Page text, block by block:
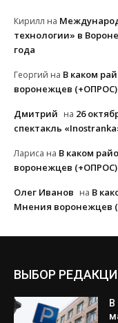
Кирилл на
технологии» в
года
Георгий на В каком
воронежцев (+ОПРОС)
Дмитрий на 26
спектакль
Лариса на В каком
воронежцев (+ОПРОС)
Олег Иванов на В
Мнения воронежцев
ВЫБОР
В